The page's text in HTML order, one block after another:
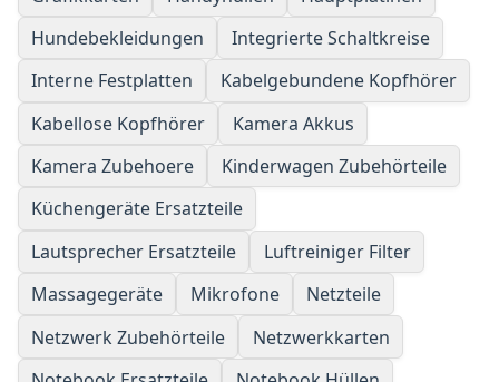
Hundebekleidungen
Integrierte Schaltkreise
Interne Festplatten
Kabelgebundene Kopfhörer
Kabellose Kopfhörer
Kamera Akkus
Kamera Zubehoere
Kinderwagen Zubehörteile
Küchengeräte Ersatzteile
Lautsprecher Ersatzteile
Luftreiniger Filter
Massagegeräte
Mikrofone
Netzteile
Netzwerk Zubehörteile
Netzwerkkarten